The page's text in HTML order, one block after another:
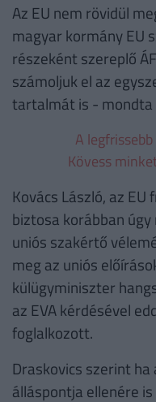
Az EU nem rövidül
magyar kormány EU
részeként szereplő
számoljuk el az
tartalmát is - mondta
A
Kövess
Kovács László, az
biztosa korábban
uniós szakértő
meg az uniós
külügyminiszter
az EVA kérdésével
foglalkozott.
Draskovics szerint
álláspontja ellenére